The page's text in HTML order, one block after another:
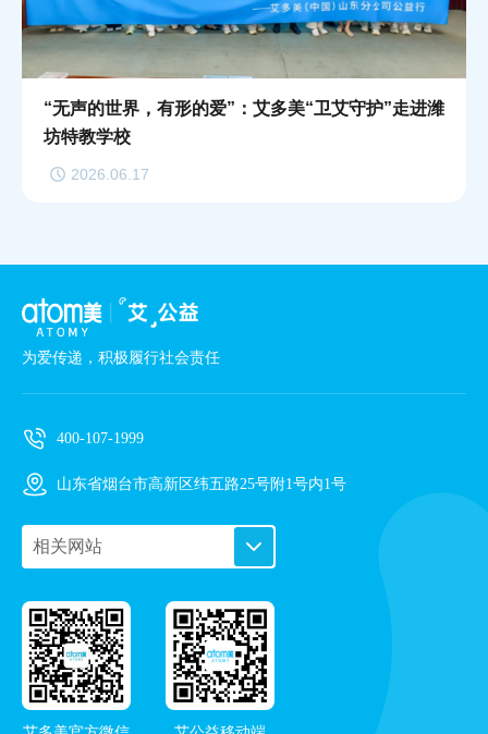
“无声的世界，有形的爱”：艾多美“卫艾守护”走进潍
坊特教学校
2026.06.17
为爱传递，积极履行社会责任
400-107-1999
山东省烟台市高新区纬五路25号附1号内1号
相关网站
手机艾购商城
艾多美企业站
艾多美频道
在线导览